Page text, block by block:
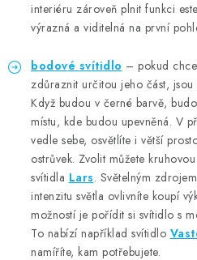
interiéru zároveň plnit funkci
výrazná a viditelná na první
bodové svítidlo – pokud
zdůraznit určitou jeho část,
Když budou v černé barvě,
místu, kde budou upevněná. V
vedle sebe, osvětlíte i větší
ostrůvek. Zvolit můžete
svítidla Lars. Světelným
intenzitu světla ovlivníte koupí
možností je pořídit si svítidlo s
To nabízí například svítidlo
namíříte, kam potřebujete.